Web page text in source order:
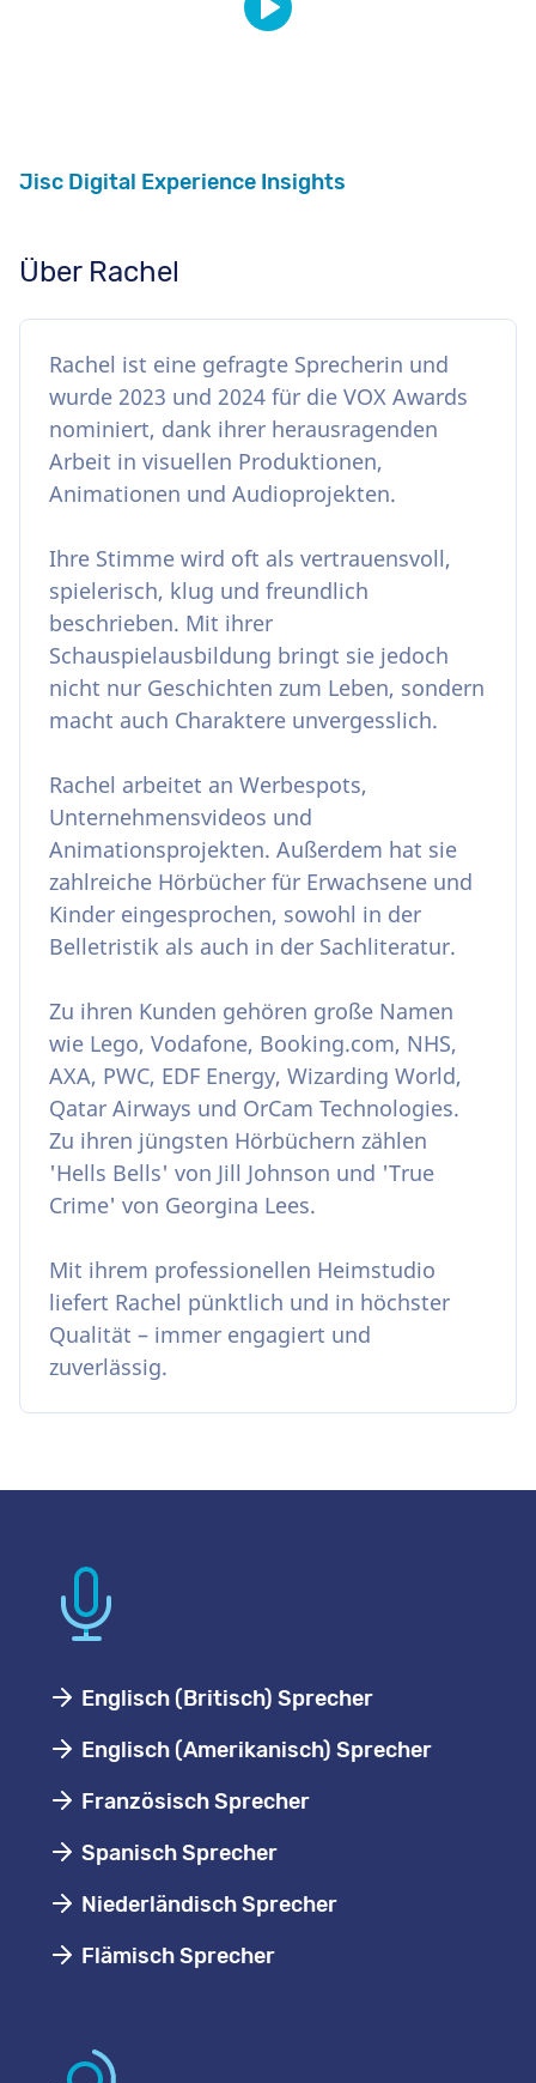
Jisc Digital Experience Insights
Über Rachel
Rachel ist eine gefragte Sprecherin und
wurde 2023 und 2024 für die VOX Awards
nominiert, dank ihrer herausragenden
Arbeit in visuellen Produktionen,
Animationen und Audioprojekten.
Ihre Stimme wird oft als vertrauensvoll,
spielerisch, klug und freundlich
beschrieben. Mit ihrer
Schauspielausbildung bringt sie jedoch
nicht nur Geschichten zum Leben, sondern
macht auch Charaktere unvergesslich.
Rachel arbeitet an Werbespots,
Unternehmensvideos und
Animationsprojekten. Außerdem hat sie
zahlreiche Hörbücher für Erwachsene und
Kinder eingesprochen, sowohl in der
Belletristik als auch in der Sachliteratur.
Zu ihren Kunden gehören große Namen
wie Lego, Vodafone, Booking.com, NHS,
AXA, PWC, EDF Energy, Wizarding World,
Qatar Airways und OrCam Technologies.
Zu ihren jüngsten Hörbüchern zählen
'Hells Bells' von Jill Johnson und 'True
Crime' von Georgina Lees.
Mit ihrem professionellen Heimstudio
liefert Rachel pünktlich und in höchster
Qualität – immer engagiert und
zuverlässig.
Englisch (Britisch) Sprecher
Englisch (Amerikanisch) Sprecher
Französisch Sprecher
Spanisch Sprecher
Niederländisch Sprecher
Flämisch Sprecher